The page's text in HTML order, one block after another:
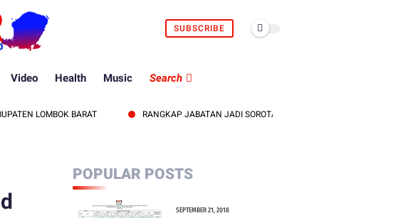
SUBSCRIBE
Video Health Music Search
LOMBOK BARAT RANGKAP JABATAN JADI SOROTAN, KEPALA UDD PMI LOMBOK BARAT
POPULAR POSTS
SEPTEMBER 21, 2018